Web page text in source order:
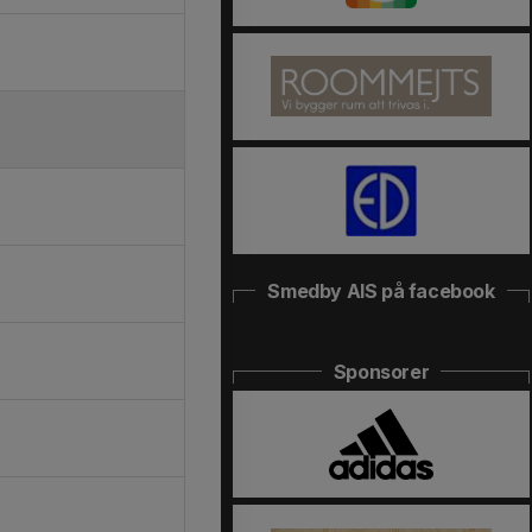
Smedby AIS på facebook
Sponsorer